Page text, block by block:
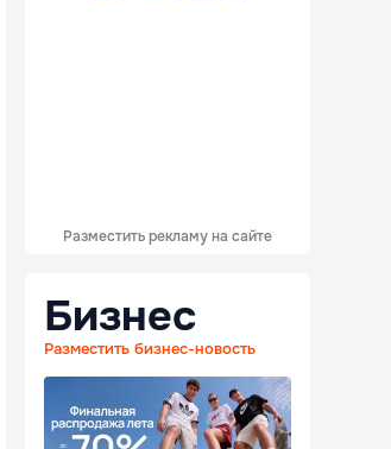
Разместить рекламу на сайте
Бизнес
Разместить бизнес-новость